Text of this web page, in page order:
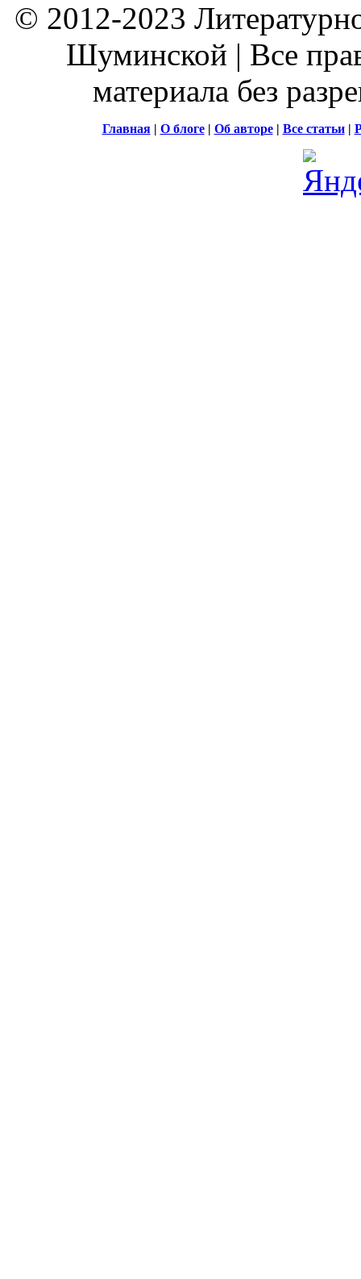
© 2012-2023
Шуминской | Все
материала без
Главная| О блоге| Об авторе| Все статьи|